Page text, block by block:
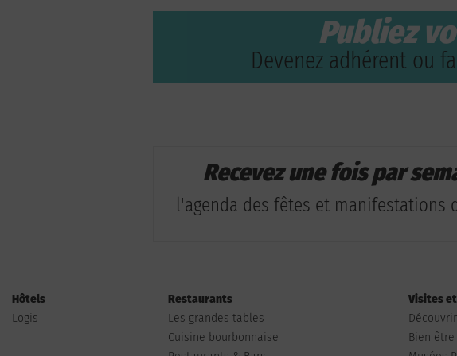
Publiez
Devenez adhérent ou
Recevez une fois par
l'agenda des fêtes et manifestations
Hôtels
Logis
Restaurants
Les grandes tables
Cuisine bourbonnaise
Visites
Découvrir
Bien être